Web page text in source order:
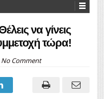
να γίνεις
τώρα!
No Comment